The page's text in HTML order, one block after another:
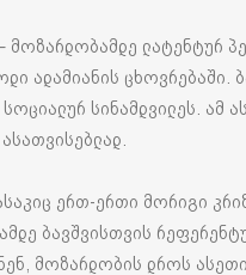
მოზარდობამდე ლატენტურ
ადამიანის ცხოვრებაში.
სინამდვილეს. ამ
ერთ-ერთი მორიგი
ბავშვისთვის
მოზარდობის დროს